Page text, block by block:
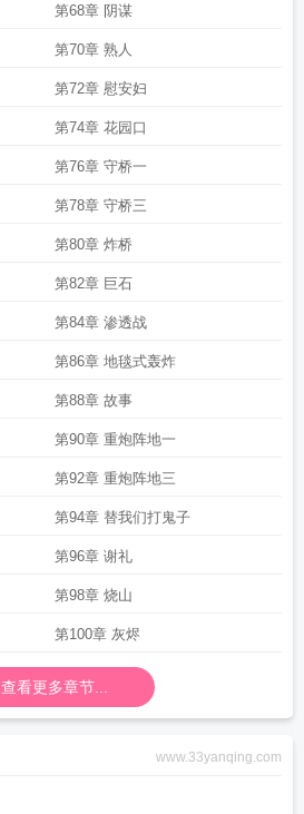
第68章 阴谋
第70章 熟人
第72章 慰安妇
第74章 花园口
第76章 守桥一
第78章 守桥三
第80章 炸桥
第82章 巨石
第84章 渗透战
第86章 地毯式轰炸
第88章 故事
第90章 重炮阵地一
第92章 重炮阵地三
第94章 替我们打鬼子
第96章 谢礼
第98章 烧山
第100章 灰烬
查看更多章节...
www.33yanqing.com